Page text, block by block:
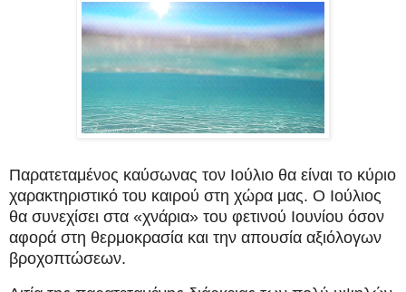
Παρατεταμένος καύσωνας τον Ιούλιο θα είναι το κύριο
χαρακτηριστικό του καιρού στη χώρα μας. Ο Ιούλιος
θα συνεχίσει στα «χνάρια» του φετινού Ιουνίου όσον
αφορά στη θερμοκρασία και την απουσία αξιόλογων
βροχοπτώσεων.